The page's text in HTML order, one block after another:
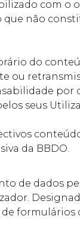
com o
que não
do
ou
seus
da BBDO.
de dados